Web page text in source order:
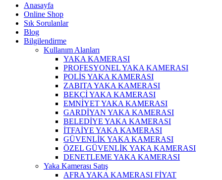
Anasayfa
Online Shop
Sık Sorulanlar
Blog
Bilgilendirme
Kullanım Alanları
YAKA KAMERASI
PROFESYONEL YAKA KAMERASI
POLİS YAKA KAMERASI
ZABITA YAKA KAMERASI
BEKÇİ YAKA KAMERASI
EMNİYET YAKA KAMERASI
GARDİYAN YAKA KAMERASI
BELEDİYE YAKA KAMERASI
İTFAİYE YAKA KAMERASI
GÜVENLİK YAKA KAMERASI
ÖZEL GÜVENLİK YAKA KAMERASI
DENETLEME YAKA KAMERASI
Yaka Kamerası Satış
AFRA YAKA KAMERASI FİYAT